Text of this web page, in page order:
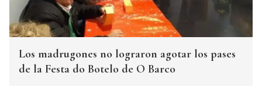
Los madrugones no lograron agotar los pases
de la Festa do Botelo de O Barco